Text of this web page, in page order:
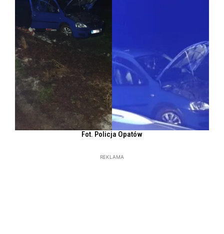
Fot. Policja Opatów
REKLAMA